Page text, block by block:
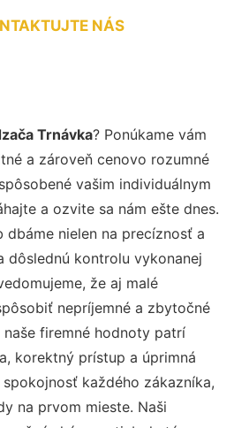
NÁS
Trnávka? Ponúkame vám
a zároveň cenovo rozumné
vašim individuálnym
a ozvite sa nám ešte dnes.
dbáme nielen na precíznosť a
dôslednú kontrolu vykonanej
že aj malé
nepríjemné a zbytočné
firemné hodnoty patrí
korektný prístup a úprimná
spokojnosť každého zákazníka,
na prvom mieste. Naši